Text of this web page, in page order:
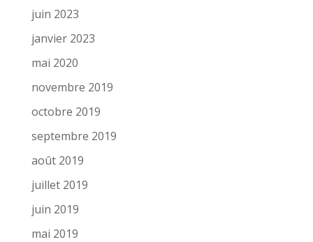
juin 2023
janvier 2023
mai 2020
novembre 2019
octobre 2019
septembre 2019
août 2019
juillet 2019
juin 2019
mai 2019